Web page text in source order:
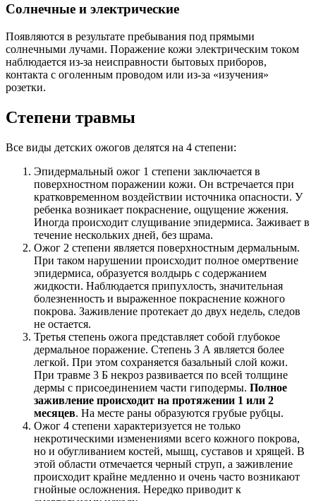
Солнечные и электрические
Появляются в результате пребывания под прямыми
солнечными лучами. Поражение кожи электрическим током
наблюдается из-за неисправности бытовых приборов,
контакта с оголенным проводом или из-за «изучения»
розетки.
Степени травмы
Все виды детских ожогов делятся на 4 степени:
Эпидермальный ожог 1 степени заключается в
поверхностном поражении кожи. Он встречается при
кратковременном воздействии источника опасности. У
ребенка возникает покраснение, ощущение жжения.
Иногда происходит слущивание эпидермиса. Заживает в
течение нескольких дней, без шрама.
Ожог 2 степени является поверхностным дермальным.
При таком нарушении происходит полное омертвение
эпидермиса, образуется волдырь с содержанием
жидкости. Наблюдается припухлость, значительная
болезненность и выраженное покраснение кожного
покрова. Заживление протекает до двух недель, следов
не остается.
Третья степень ожога представляет собой глубокое
дермальное поражение. Степень 3 А является более
легкой. При этом сохраняется базальный слой кожи.
При травме 3 Б некроз развивается по всей толщине
дермы с присоединением части гиподермы. Полное
заживление происходит на протяжении 1 или 2
месяцев. На месте раны образуются грубые рубцы.
Ожог 4 степени характеризуется не только
некротическими изменениями всего кожного покрова,
но и обугливанием костей, мышц, суставов и хрящей. В
этой области отмечается черный струп, а заживление
происходит крайне медленно и очень часто возникают
гнойные осложнения. Нередко приводит к